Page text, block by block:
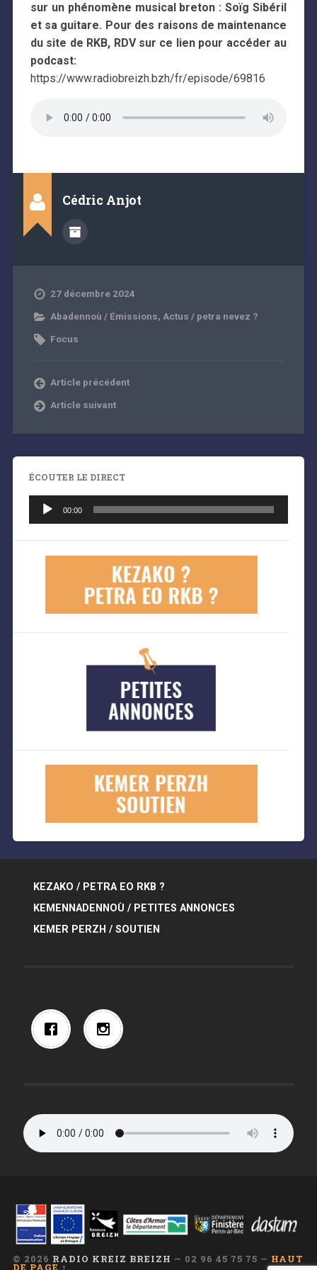
sur un phénomène musical breton : Soïg Sibéril
et sa guitare. Pour des raisons de maintenance
du site de RKB, RDV sur ce lien pour accéder au
podcast:
https://www.radiobreizh.bzh/fr/episode/69816
Cédric Anjot
27 décembre 2024
Abadennoù / Émissions, Actus / petra nevez ?
Focus
Article précédent
Article suivant
ÉCOUTER LE DIRECT
Lecteur
audio
00:00
KEZAKO / PETRA EO RKB ?
KEMENNADENNOÙ / PETITES ANNONCES
KEMER PERZH / SOUTIEN
© 2026 RADIO KREIZ BREIZH — 02 96 45 75 75 — HAUT
DE PAGE ↑